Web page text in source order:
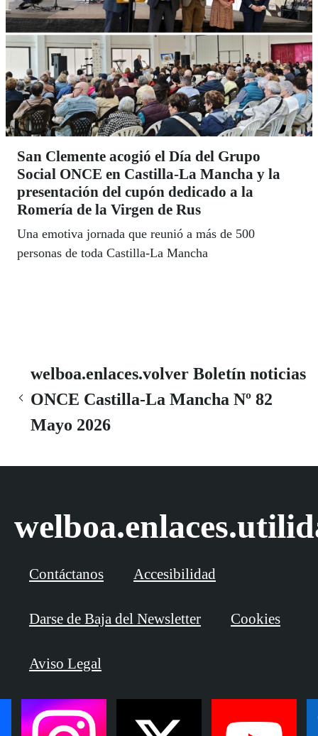
San Clemente acogió el Día del Grupo
Social ONCE en Castilla-La Mancha y la
presentación del cupón dedicado a la
Romería de la Virgen de Rus
Una emotiva jornada que reunió a más de 500
personas de toda Castilla-La Mancha
welboa.enlaces.volver Boletín noticias
ONCE Castilla-La Mancha Nº 82
Mayo 2026
Contáctanos Accesibilidad
Darse de Baja del Newsletter Cookies
Aviso Legal